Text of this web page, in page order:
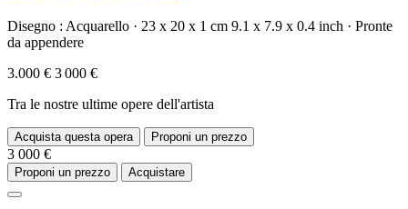
Disegno : Acquarello · 23 x 20 x 1 cm 9.1 x 7.9 x 0.4 inch · Pronte
da appendere
3.000 € 3 000 €
Tra le nostre ultime opere dell'artista
Acquista questa opera Proponi un prezzo
3 000 €
Proponi un prezzo Acquistare